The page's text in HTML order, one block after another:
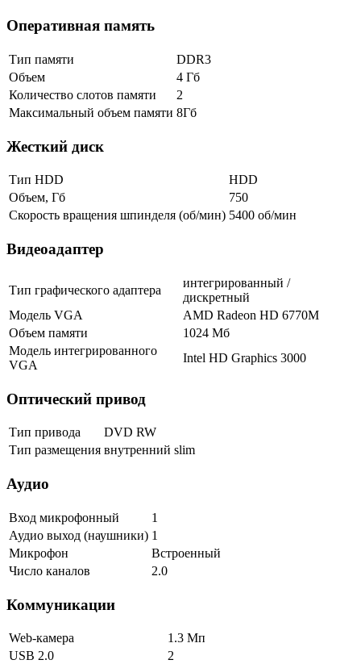
Оперативная память
Тип памяти
DDR3
Объем
4 Гб
Количество слотов памяти
2
Максимальный объем памяти 8Гб
Жесткий диск
Тип HDD
HDD
Объем, Гб
750
Скорость вращения шпинделя (об/мин) 5400 об/мин
Видеоадаптер
Тип графического адаптера
интегрированный /
дискретный
Модель VGA
AMD Radeon HD 6770M
Объем памяти
1024 Мб
Модель интегрированного
VGA
Intel HD Graphics 3000
Оптический привод
Тип привода
DVD RW
Тип размещения внутренний slim
Аудио
Вход микрофонный
1
Аудио выход (наушники) 1
Микрофон
Встроенный
Число каналов
2.0
Коммуникации
Web-камера
1.3 Мп
USB 2.0
2